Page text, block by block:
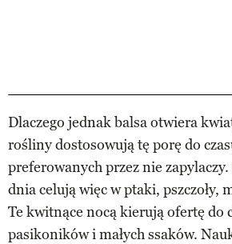
Dlaczego jednak balsa otwiera
rośliny dostosowują tę porę do
preferowanych przez nie
dnia celują więc w ptaki, pszczoły,
Te kwitnące nocą kierują ofertę do
pasikoników i małych ssaków.